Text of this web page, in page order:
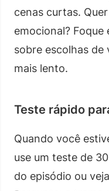
cenas curtas.
emocional? Foque
sobre escolhas de
mais lento.
Teste rápido
Quando você
use um teste de
do episódio ou